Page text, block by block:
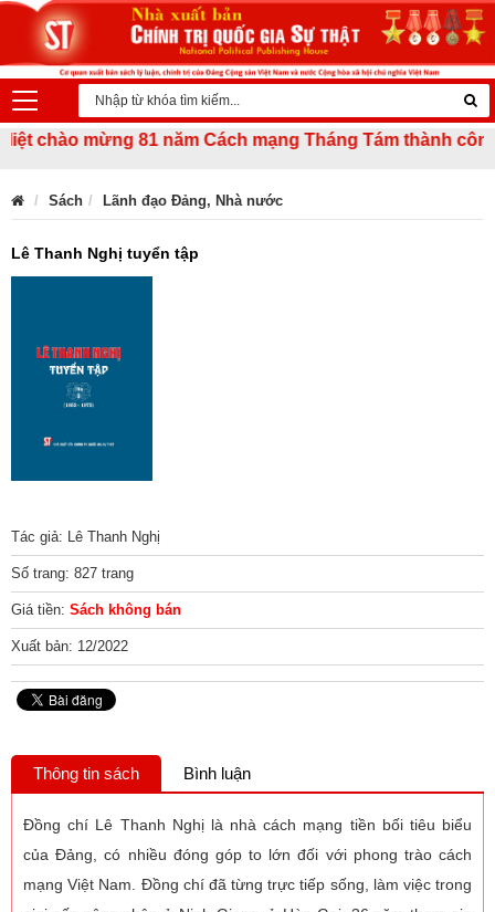
mừng 81 năm Cách mạng Tháng Tám thành công
Sách Lãnh đạo Đảng, Nhà nước
Lê Thanh Nghị tuyển tập
Tác giả: Lê Thanh Nghị
Số trang: 827 trang
Giá tiền: Sách không bán
Xuất bản: 12/2022
Thông tin sách Bình luận
Đồng chí Lê Thanh Nghị là nhà cách mạng tiền bối tiêu biểu
của Đảng, có nhiều đóng góp to lớn đối với phong trào cách
mạng Việt Nam. Đồng chí đã từng trực tiếp sống, làm việc trong